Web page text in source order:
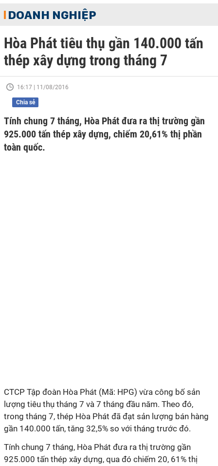
DOANH NGHIỆP
Hòa Phát tiêu thụ gần 140.000 tấn
thép xây dựng trong tháng 7
16:17 | 11/08/2016
Chia sẻ
Tính chung 7 tháng, Hòa Phát đưa ra thị trường gần
925.000 tấn thép xây dựng, chiếm 20,61% thị phần
toàn quốc.
CTCP Tập đoàn Hòa Phát (Mã: HPG) vừa công bố sản
lượng tiêu thụ tháng 7 và 7 tháng đầu năm. Theo đó,
trong tháng 7, thép Hòa Phát đã đạt sản lượng bán hàng
gần 140.000 tấn, tăng 32,5% so với tháng trước đó.
Tính chung 7 tháng, Hòa Phát đưa ra thị trường gần
925.000 tấn thép xây dựng, qua đó chiếm 20, 61% thị